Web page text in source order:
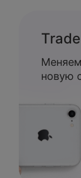
новую